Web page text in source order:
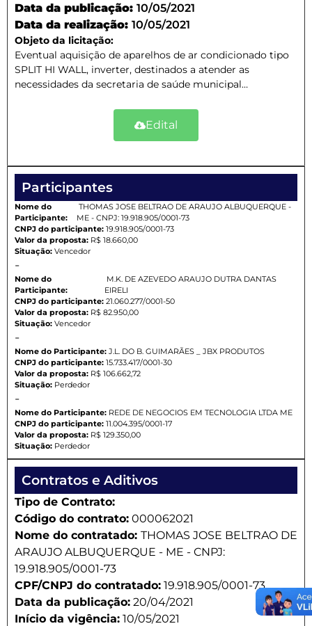
Data da publicação: 10/05/2021
Data da realização: 10/05/2021
Objeto da licitação:
Eventual aquisição de aparelhos de ar condicionado tipo
SPLIT HI WALL, inverter, destinados a atender as
necessidades da secretaria de saúde municipal…
Edital
Participantes
Nome do
Participante:
THOMAS JOSE BELTRAO DE ARAUJO ALBUQUERQUE -
ME - CNPJ: 19.918.905/0001-73
CNPJ do participante: 19.918.905/0001-73
Valor da proposta: R$ 18.660,00
Situação: Vencedor
-
Nome do
Participante:
M.K. DE AZEVEDO ARAUJO DUTRA DANTAS
EIRELI
CNPJ do participante: 21.060.277/0001-50
Valor da proposta: R$ 82.950,00
Situação: Vencedor
-
Nome do Participante: J.L. DO B. GUIMARÃES _ JBX PRODUTOS
CNPJ do participante: 15.733.417/0001-30
Valor da proposta: R$ 106.662,72
Situação: Perdedor
-
Nome do Participante: REDE DE NEGOCIOS EM TECNOLOGIA LTDA ME
CNPJ do participante: 11.004.395/0001-17
Valor da proposta: R$ 129.350,00
Situação: Perdedor
Contratos e Aditivos
Tipo de Contrato:
Código do contrato: 000062021
Nome do contratado: THOMAS JOSE BELTRAO DE
ARAUJO ALBUQUERQUE - ME - CNPJ:
19.918.905/0001-73
CPF/CNPJ do contratado: 19.918.905/0001-73
Data da publicação: 20/04/2021
Início da vigência: 10/05/2021